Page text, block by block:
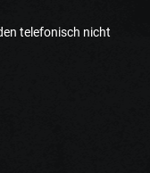
telefonisch nicht